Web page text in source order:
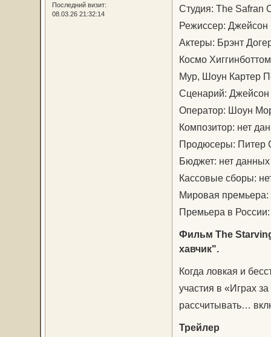
Последний визит:
08.03.26 21:32:14
Студия: The Safran
Режиссер: Джейсон
Актеры: Брэнт
Космо
Мур, Шоун Картер
Сценарий: Джейсон
Оператор: Шоун
Композитор: нет
Продюсеры: Питер
Бюджет: нет данных
Кассовые сборы:
Мировая премьера:
Премьера в
Фильм The
хавчик".
Когда ловкая и
участия в «Играх
рассчитывать…
Трейлер